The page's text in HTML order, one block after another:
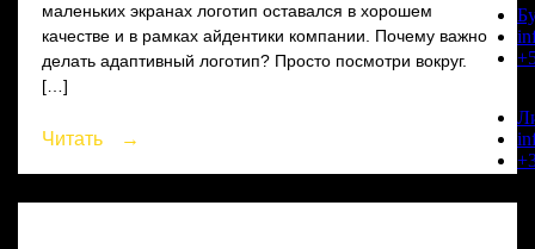
маленьких экранах логотип оставался в хорошем
качестве и в рамках айдентики компании. Почему важно
делать адаптивный логотип? Просто посмотри вокруг.
[…]
Читать →